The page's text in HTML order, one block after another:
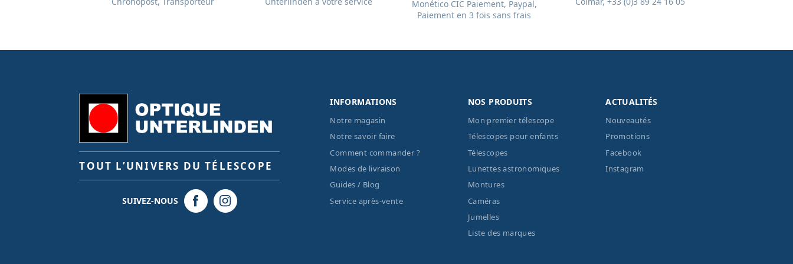
Monético CIC Paiement, Paypal,
Paiement en 3 fois sans frais
TOUT L’UNIVERS DU TÉLESCOPE
SUIVEZ-NOUS
INFORMATIONS
Notre magasin
Notre savoir faire
Comment commander ?
Modes de livraison
Guides / Blog
Service après-vente
NOS PRODUITS
Mon premier télescope
Télescopes pour enfants
Télescopes
Lunettes astronomiques
Montures
Caméras
Jumelles
Liste des marques
ACTUALITÉS
Nouveautés
Promotions
Facebook
Instagram